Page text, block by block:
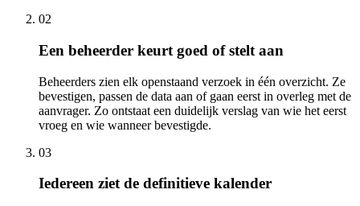
02
Een beheerder keurt goed of stelt aan
Beheerders zien elk openstaand verzoek in één overzicht. Ze
bevestigen, passen de data aan of gaan eerst in overleg met de
aanvrager. Zo ontstaat een duidelijk verslag van wie het eerst
vroeg en wie wanneer bevestigde.
03
Iedereen ziet de definitieve kalender